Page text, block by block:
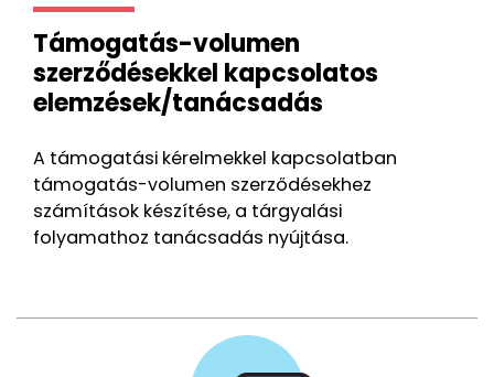
Támogatás-volumen
szerződésekkel kapcsolatos
elemzések/tanácsadás
A támogatási kérelmekkel kapcsolatban
támogatás-volumen szerződésekhez
számítások készítése, a tárgyalási
folyamathoz tanácsadás nyújtása.